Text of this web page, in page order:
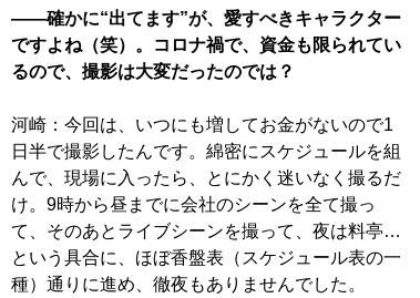
――確かに“出てます”が、愛すべきキャラクター
ですよね（笑）。コロナ禍で、資金も限られてい
るので、撮影は大変だったのでは？
河崎：今回は、いつにも増してお金がないので1
日半で撮影したんです。綿密にスケジュールを組
んで、現場に入ったら、とにかく迷いなく撮るだ
け。9時から昼までに会社のシーンを全て撮っ
て、そのあとライブシーンを撮って、夜は料亭…
という具合に、ほぼ香盤表（スケジュール表の一
種）通りに進め、徹夜もありませんでした。